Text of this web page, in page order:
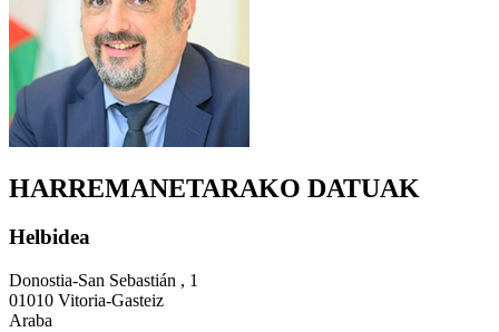
HARREMANETARAKO DATUAK
Helbidea
Donostia-San Sebastián , 1
01010 Vitoria-Gasteiz
Araba